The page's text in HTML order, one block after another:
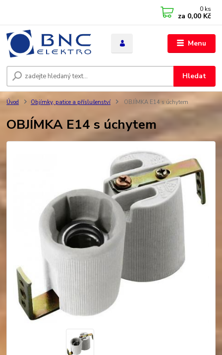
Menu
Hledat
0 ks
za 0,00 Kč
Úvod Objímky, patice a příslušenství OBJÍMKA E14 s úchytem
OBJÍMKA E14 s úchytem